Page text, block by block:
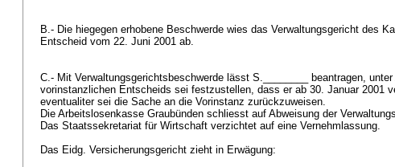
B.- Die hiegegen erhobene Beschwerde wies das Verwaltungsgericht des
Entscheid vom 22. Juni 2001 ab.
C.- Mit Verwaltungsgerichtsbeschwerde lässt S.________ beantragen, unter
vorinstanzlichen Entscheids sei festzustellen, dass er ab 30. Januar 2001
eventualiter sei die Sache an die Vorinstanz zurückzuweisen.
Die Arbeitslosenkasse Graubünden schliesst auf Abweisung der
Das Staatssekretariat für Wirtschaft verzichtet auf eine Vernehmlassung.
Das Eidg. Versicherungsgericht zieht in Erwägung: